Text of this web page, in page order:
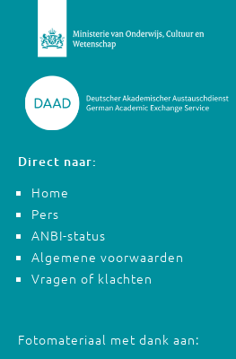
Direct naar:
Home
Pers
ANBI-status
Algemene voorwaarden
Vragen of klachten
Fotomateriaal met dank aan: